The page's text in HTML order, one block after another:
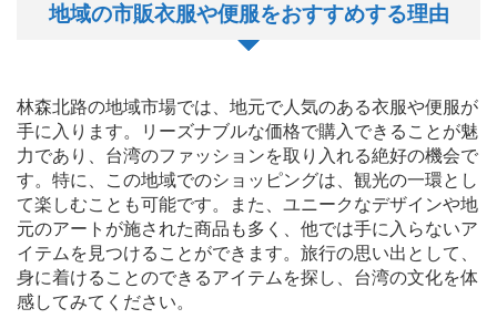
地域の市販衣服や便服をおすすめする理由
林森北路の地域市場では、地元で人気のある衣服や便服が
手に入ります。リーズナブルな価格で購入できることが魅
力であり、台湾のファッションを取り入れる絶好の機会で
す。特に、この地域でのショッピングは、観光の一環とし
て楽しむことも可能です。また、ユニークなデザインや地
元のアートが施された商品も多く、他では手に入らないア
イテムを見つけることができます。旅行の思い出として、
身に着けることのできるアイテムを探し、台湾の文化を体
感してみてください。